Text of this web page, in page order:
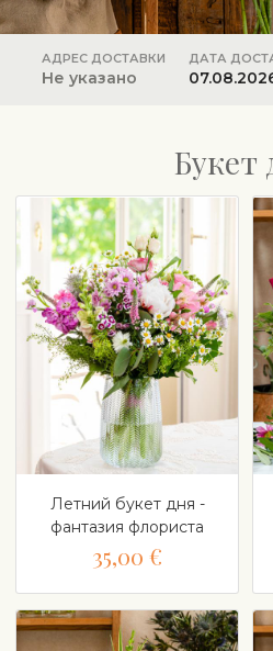
АДРЕС ДОСТАВКИ
Не указано
ДАТА
Букет
Летний букет дня -
фантазия флориста
35,00 €